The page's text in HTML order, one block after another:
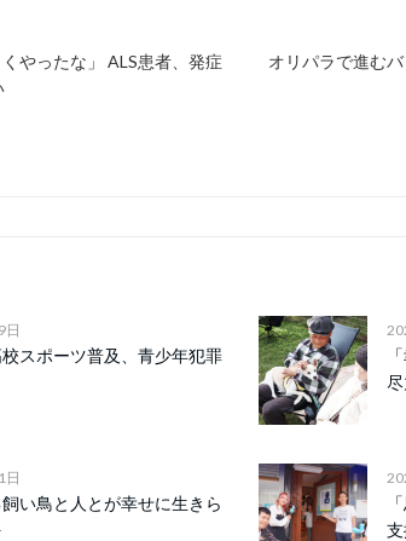
くやったな」 ALS患者、発症
オリパラで進む
日
スポーツ普及、青少年犯罪
日
い鳥と人とが幸せに生きら